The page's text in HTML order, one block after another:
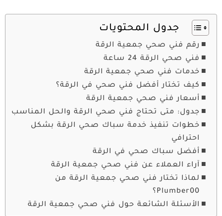
جدول المحتويات
رقم فني صحي جمعية الرقة
فني صحي الرقة 24 ساعة
خدمات فني صحي جمعية الرقة
كيف تختار أفضل فني صحي في الرقة؟
أسعار فني صحي جمعية الرقة
جدول: متى تحتاج فني صحي الرقة والحل المناسب
خطوات تنفيذ خدمة سباك صحي الرقة بشكل
احترافي
أفضل سباك صحي في الرقة
آراء العملاء عن فني صحي جمعية الرقة
لماذا تختار فني صحي جمعية الرقة من
Plumber00؟
الأسئلة الشائعة حول فني صحي جمعية الرقة